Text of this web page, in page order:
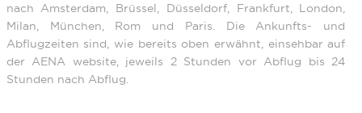
nach Amsterdam, Brüssel, Düsseldorf, Frankfurt, London,
Milan, München, Rom und Paris. Die Ankunfts- und
Abflugzeiten sind, wie bereits oben erwähnt, einsehbar auf
der AENA website, jeweils 2 Stunden vor Abflug bis 24
Stunden nach Abflug.